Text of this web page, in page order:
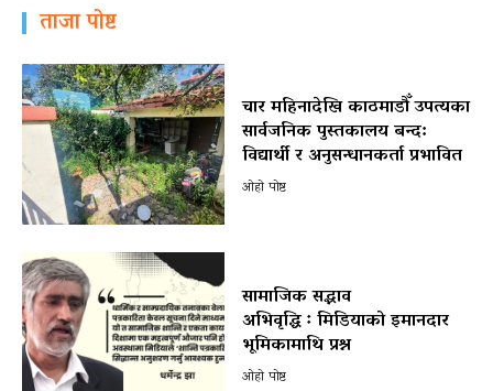
ताजा पोष्ट
चार महिनादेखि काठमाडौँ उपत्यका
सार्वजनिक पुस्तकालय बन्द:
विद्यार्थी र अनुसन्धानकर्ता प्रभावित
ओहो पोष्ट
सामाजिक सद्भाव
अभिवृद्धि ः मिडियाको इमानदार
भूमिकामाथि प्रश्न
ओहो पोष्ट